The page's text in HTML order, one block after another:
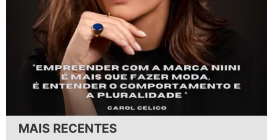
MAIS RECENTES